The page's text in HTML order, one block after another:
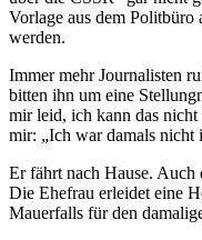
Vorlage aus dem Politbüro
werden.
Immer mehr Journalisten
bitten ihn um eine
mir leid, ich kann das
mir: „Ich war damals nicht
Er fährt nach Hause. Auch
Die Ehefrau erleidet eine
Mauerfalls für den